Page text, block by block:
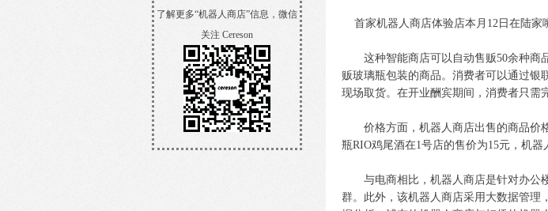
“机器人商店”登陆中国，谱写
中国O2O新篇章
[2014-11-19]
【机器人商店】成功首秀2014
中国·上海国际食品博览会
[2014-11-15]
【东方早报】智能店亮相食博
会：营业员是机器人
了解更多“机器人商店”信息，微信
关注 Cereson
首家机器人商店体验店本月12日在陆家
这种智能商店可以自动售贩50余种商
贩玻璃瓶包装的商品。消费者可以通过银
现场取货。在开业酬宾期间，消费者只需
价格方面，机器人商店出售的商品价格
瓶RIO鸡尾酒在1号店的售价为15元，机
与电商相比，机器人商店是针对办公
群。此外，该机器人商店采用大数据管理